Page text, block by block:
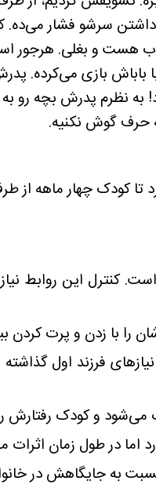
سرشو فشار
باباش بازی می‌کرده.
به نظرم پدرش بچه
حرف گوش نکنیه.
کنترل این روابط
را با زدن و پرت کردن
نیازهای فرزند اول
و کودک رفتارش
اما در طول زمان
به جایگاهش در